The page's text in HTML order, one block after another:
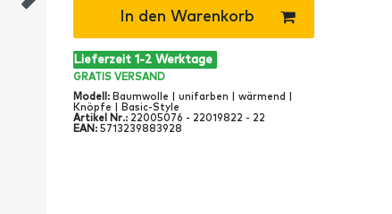
In den Warenkorb
Lieferzeit 1-2 Werktage
GRATIS VERSAND
Modell : Baumwolle | unifarben | wärmend |
Knöpfe | Basic-Style
Artikel Nr.: 22005076 - 22019822 - 22
EAN : 5713239883928